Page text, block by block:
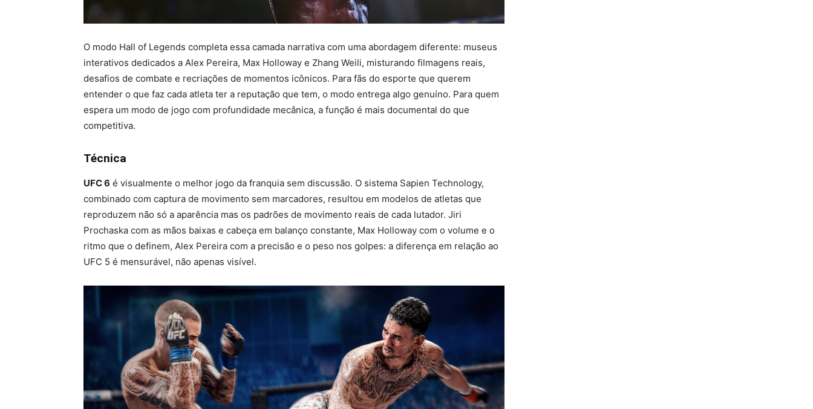
O modo Hall of Legends completa essa camada narrativa com uma abordagem diferente: museus
interativos dedicados a Alex Pereira, Max Holloway e Zhang Weili, misturando filmagens reais,
desafios de combate e recriações de momentos icônicos. Para fãs do esporte que querem
entender o que faz cada atleta ter a reputação que tem, o modo entrega algo genuíno. Para quem
espera um modo de jogo com profundidade mecânica, a função é mais documental do que
competitiva.
Técnica
UFC 6 é visualmente o melhor jogo da franquia sem discussão. O sistema Sapien Technology,
combinado com captura de movimento sem marcadores, resultou em modelos de atletas que
reproduzem não só a aparência mas os padrões de movimento reais de cada lutador. Jiri
Prochaska com as mãos baixas e cabeça em balanço constante, Max Holloway com o volume e o
ritmo que o definem, Alex Pereira com a precisão e o peso nos golpes: a diferença em relação ao
UFC 5 é mensurável, não apenas visível.